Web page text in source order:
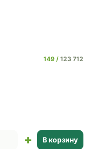
149
123 712
В корзину